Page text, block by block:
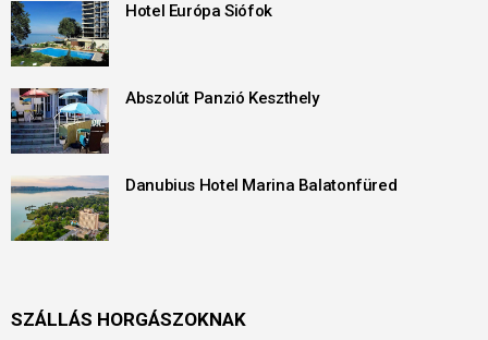
Hotel Európa Siófok
Abszolút Panzió Keszthely
Danubius Hotel Marina Balatonfüred
SZÁLLÁS HORGÁSZOKNAK